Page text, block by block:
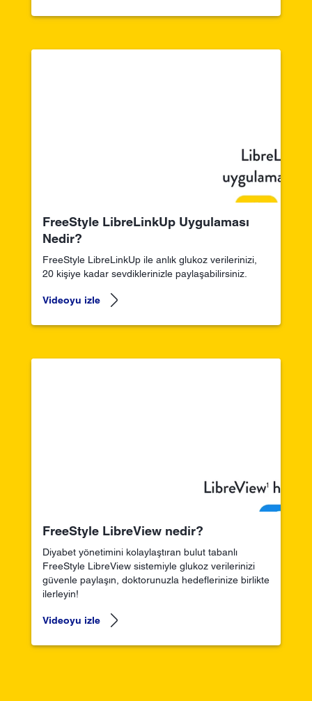
FreeStyle LibreLinkUp Uygulaması
Nedir?
FreeStyle LibreLinkUp ile anlık glukoz verilerinizi,
20 kişiye kadar sevdiklerinizle paylaşabilirsiniz.
Videoyu izle
FreeStyle LibreView nedir?
Diyabet yönetimini kolaylaştıran bulut tabanlı
FreeStyle LibreView sistemiyle glukoz verilerinizi
güvenle paylaşın, doktorunuzla hedeflerinize birlikte
ilerleyin!
Videoyu izle